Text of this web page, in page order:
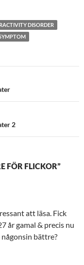
DISORDER
2
FÖR FLICKOR”
att läsa. Fick
år gamal & precis nu
bättre?